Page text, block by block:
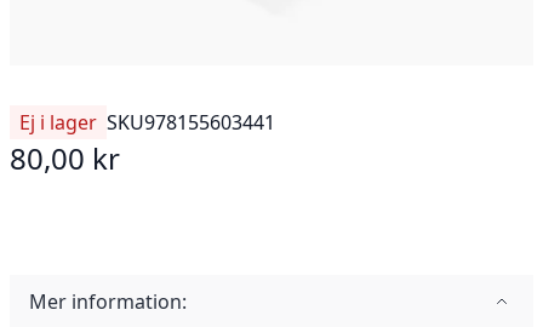
Ej i lager SKU978155603441
80,00 kr
Mer information: